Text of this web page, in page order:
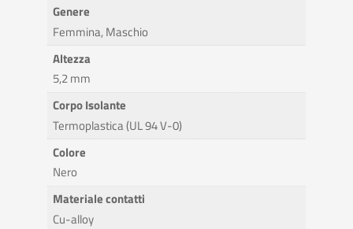
Genere
Femmina, Maschio
Altezza
5,2 mm
Corpo Isolante
Termoplastica (UL 94 V-0)
Colore
Nero
Materiale contatti
Cu-alloy